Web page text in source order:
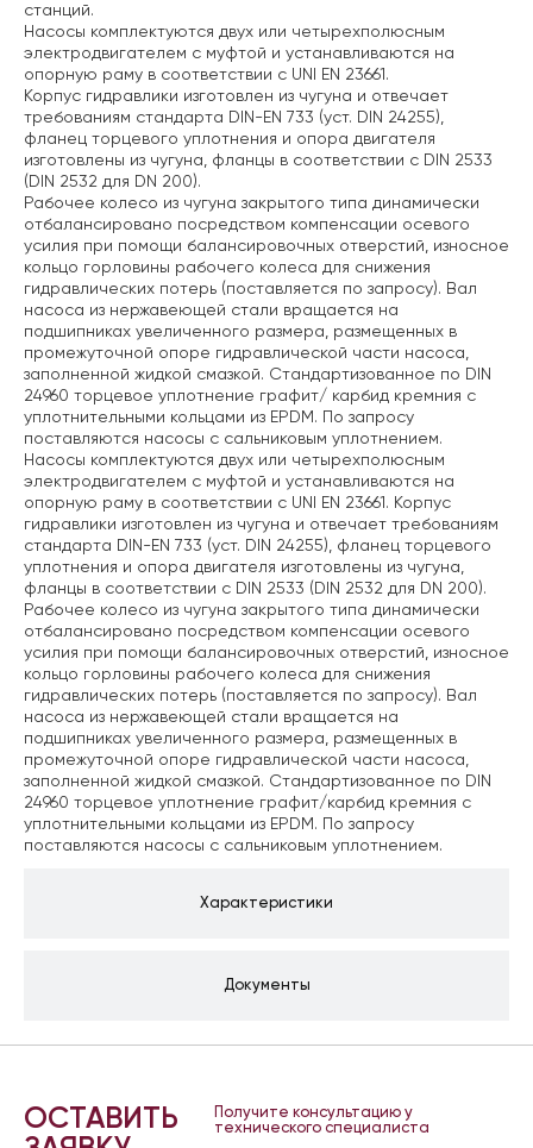
Характеристики
Документы
станций.
Насосы комплектуются двух или четырехполюсным
электродвигателем с муфтой и устанавливаются на
опорную раму в соответствии с UNI EN 23661.
Корпус гидравлики изготовлен из чугуна и отвечает
требованиям стандарта DIN-EN 733 (уст. DIN 24255),
фланец торцевого уплотнения и опора двигателя
изготовлены из чугуна, фланцы в соответствии с DIN 2533
(DIN 2532 для DN 200).
Рабочее колесо из чугуна закрытого типа динамически
отбалансировано посредством компенсации осевого
усилия при помощи балансировочных отверстий, износное
кольцо горловины рабочего колеса для снижения
гидравлических потерь (поставляется по запросу). Вал
насоса из нержавеющей стали вращается на
подшипниках увеличенного размера, размещенных в
промежуточной опоре гидравлической части насоса,
заполненной жидкой смазкой. Стандартизованное по DIN
24960 торцевое уплотнение графит/ карбид кремния с
уплотнительными кольцами из EPDM. По запросу
поставляются насосы с сальниковым уплотнением.
Насосы комплектуются двух или четырехполюсным
электродвигателем с муфтой и устанавливаются на
опорную раму в соответствии с UNI EN 23661. Корпус
гидравлики изготовлен из чугуна и отвечает требованиям
стандарта DIN-EN 733 (уст. DIN 24255), фланец торцевого
уплотнения и опора двигателя изготовлены из чугуна,
фланцы в соответствии с DIN 2533 (DIN 2532 для DN 200).
Рабочее колесо из чугуна закрытого типа динамически
отбалансировано посредством компенсации осевого
усилия при помощи балансировочных отверстий, износное
кольцо горловины рабочего колеса для снижения
гидравлических потерь (поставляется по запросу). Вал
насоса из нержавеющей стали вращается на
подшипниках увеличенного размера, размещенных в
промежуточной опоре гидравлической части насоса,
заполненной жидкой смазкой. Стандартизованное по DIN
24960 торцевое уплотнение графит/карбид кремния с
уплотнительными кольцами из EPDM. По запросу
поставляются насосы с сальниковым уплотнением.
ОСТАВИТЬ
Получите консультацию у
технического специалиста